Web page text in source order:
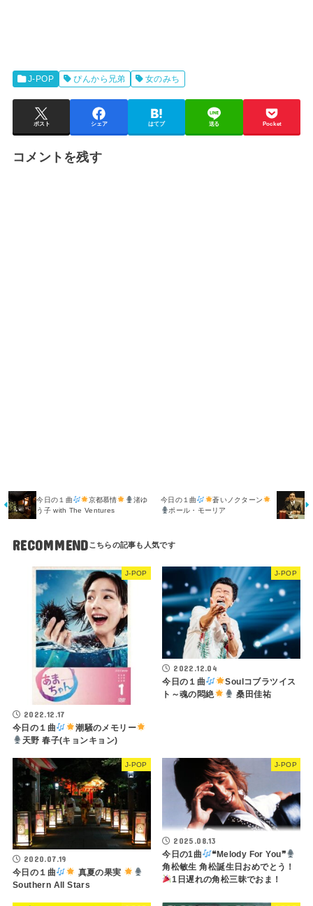
J-POP ぴんから兄弟 女のみち
ポスト シェア はてブ 送る Pocket
コメントを残す
今日の１曲 京都慕情
渚ゆ
う子 with The Ventures
今日の１曲
蒼いノクターン
ポール・モーリア
RECOMMEND
J-POP
2022.12.17
今日の１曲
潮騒のメモリー
天野 春子(キョンキョン)
J-POP
2022.12.04
今日の１曲
Soulコブラツイス
ト～魂の悶絶
桑田佳祐
J-POP
2020.07.19
今日の１曲
真夏の果実
Southern All Stars
J-POP
2025.08.13
今日の1曲
❝Melody For You❞
角松敏生 角松誕生日おめでとう！
1日遅れの角松三昧でおま！